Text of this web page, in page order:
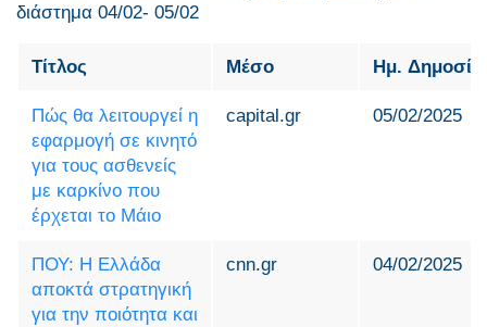
διάστημα 04/02- 05/02
Τίτλος Μέσο Ημ.
Πώς θα λειτουργεί η
εφαρμογή σε κινητό
για τους ασθενείς
με καρκίνο που
έρχεται το Μάιο
capital.gr 05/02/2025
ΠΟΥ: Η Ελλάδα
αποκτά στρατηγική
για την ποιότητα και
cnn.gr 04/02/2025